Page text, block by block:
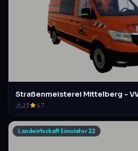
23 4.7
Landwirtschaft Simulator 22